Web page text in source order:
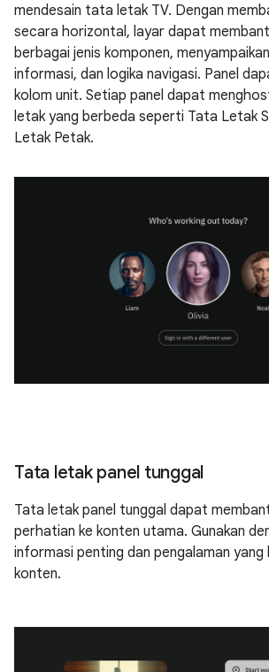
mendesain tata letak TV. Dengan
secara horizontal, layar dapat
berbagai jenis komponen,
informasi, dan logika navigasi. Panel
kolom unit. Setiap panel dapat
letak yang berbeda seperti Tata Letak
Letak Petak.
Tata letak panel tunggal
Tata letak panel tunggal dapat
perhatian ke konten utama. Gunakan
informasi penting dan pengalaman
konten.